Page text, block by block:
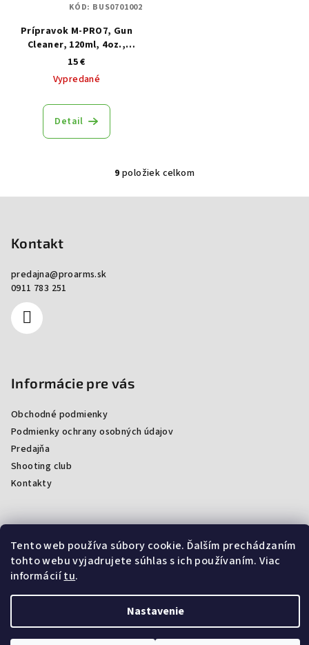
Tento web používa súbory cookie. Ďalším prechádzaním
tohto webu vyjadrujete súhlas s ich používaním. Viac
informáciítu.
Nastavenie
Prípravok M-PRO7, Gun
Cleaner, 120ml, 4oz.,
čistenie, mazanie a
konzervácia zbraní
15 €
Vypredané
Detail
KÓD: BUS0701002
Ovládacie prvky výpisu
9 položiek celkom
Kontakt
predajna@proarms.sk
0911 783 251
Informácie pre vás
Obchodné podmienky
Podmienky ochrany osobných údajov
Predajňa
Shooting club
Kontakty
Facebook
Copyright 2026ProArmsSK. Všetky práva vyhradené.Upraviť